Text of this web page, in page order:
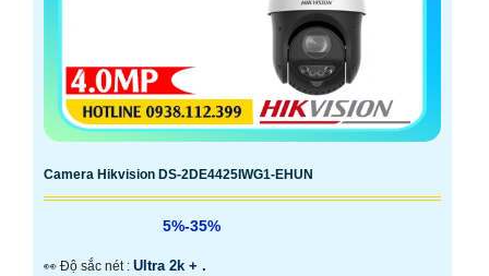
Camera Hikvision DS-2DE4425IWG1-EHUN
5%-35%
️👀 Độ sắc nét : Ultra 2k + .